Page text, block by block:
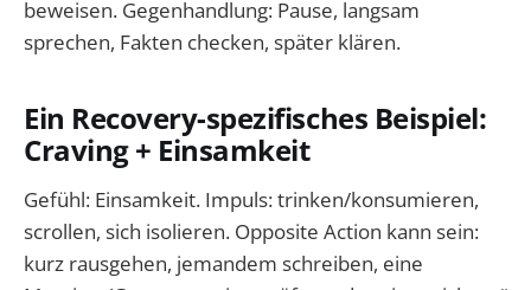
beweisen. Gegenhandlung: Pause, langsam
sprechen, Fakten checken, später klären.
Ein Recovery-spezifisches Beispiel:
Craving + Einsamkeit
Gefühl: Einsamkeit. Impuls: trinken/konsumieren,
scrollen, sich isolieren. Opposite Action kann sein:
kurz rausgehen, jemandem schreiben, eine